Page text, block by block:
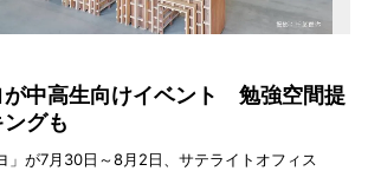
が中高生向けイベント 勉強空間提
グも
」が7月30日～8月2日、サテライトオフィス